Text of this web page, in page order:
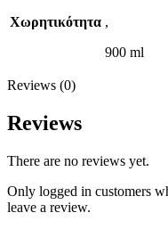
Χωρητικότητα ,
900 ml
Reviews (0)
Reviews
There are no reviews yet.
Only logged in customers
leave a review.